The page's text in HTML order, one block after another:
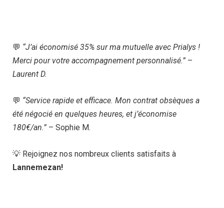
💬 “J’ai économisé 35% sur ma mutuelle avec Prialys !
Merci pour votre accompagnement personnalisé.” –
Laurent D.
💬 “Service rapide et efficace. Mon contrat obsèques a
été négocié en quelques heures, et j’économise
180€/an.” – Sophie M.
💡 Rejoignez nos nombreux clients satisfaits à
Lannemezan!